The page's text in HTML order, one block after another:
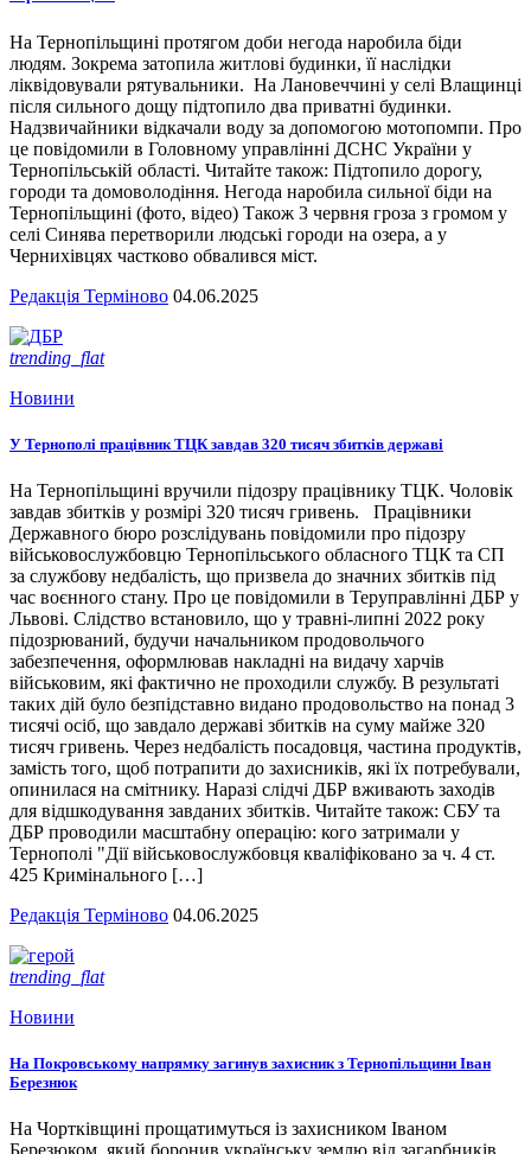
На Тернопільщині протягом доби негода наробила біди
людям. Зокрема затопила житлові будинки, її наслідки
ліквідовували рятувальники. На Лановеччині у селі Влащинці
після сильного дощу підтопило два приватні будинки.
Надзвичайники відкачали воду за допомогою мотопомпи. Про
це повідомили в Головному управлінні ДСНС України у
Тернопільській області. Читайте також: Підтопило дорогу,
городи та домоволодіння. Негода наробила сильної біди на
Тернопільщині (фото, відео) Також 3 червня гроза з громом у
селі Синява перетворили людські городи на озера, а у
Чернихівцях частково обвалився міст.
Редакція Терміново 04.06.2025
trending_flat
Новини
У Тернополі працівник ТЦК завдав 320 тисяч збитків державі
На Тернопільщині вручили підозру працівнику ТЦК. Чоловік
завдав збитків у розмірі 320 тисяч гривень. Працівники
Державного бюро розслідувань повідомили про підозру
військовослужбовцю Тернопільського обласного ТЦК та СП
за службову недбалість, що призвела до значних збитків під
час воєнного стану. Про це повідомили в Теруправлінні ДБР у
Львові. Слідство встановило, що у травні-липні 2022 року
підозрюваний, будучи начальником продовольчого
забезпечення, оформлював накладні на видачу харчів
військовим, які фактично не проходили службу. В результаті
таких дій було безпідставно видано продовольство на понад 3
тисячі осіб, що завдало державі збитків на суму майже 320
тисяч гривень. Через недбалість посадовця, частина продуктів,
замість того, щоб потрапити до захисників, які їх потребували,
опинилася на смітнику. Наразі слідчі ДБР вживають заходів
для відшкодування завданих збитків. Читайте також: СБУ та
ДБР проводили масштабну операцію: кого затримали у
Тернополі "Дії військовослужбовця кваліфіковано за ч. 4 ст.
425 Кримінального […]
Редакція Терміново 04.06.2025
trending_flat
Новини
На Покровському напрямку загинув захисник з Тернопільщини Іван
Березнюк
На Чортківщині прощатимуться із захисником Іваном